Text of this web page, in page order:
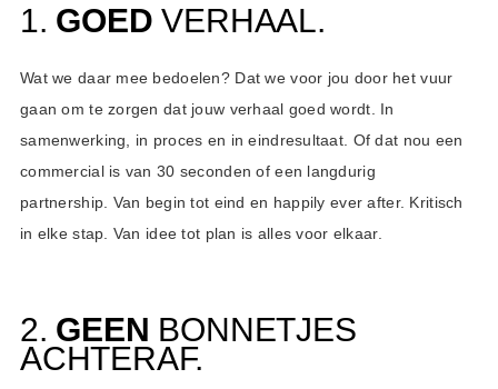
1. GOED VERHAAL.
Wat we daar mee bedoelen? Dat we voor jou door het vuur
gaan om te zorgen dat jouw verhaal goed wordt. In
samenwerking, in proces en in eindresultaat. Of dat nou een
commercial is van 30 seconden of een langdurig
partnership. Van begin tot eind en happily ever after. Kritisch
in elke stap. Van idee tot plan is alles voor elkaar.
2. GEEN BONNETJES
ACHTERAF.